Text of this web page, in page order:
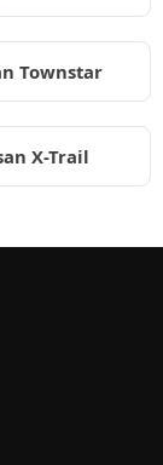
Townstar
X-Trail